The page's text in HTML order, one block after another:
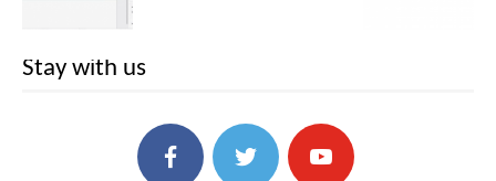
Stay with us